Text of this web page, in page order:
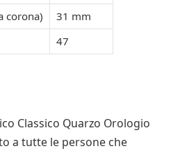
corona)
31 mm
47
Classico Quarzo Orologio
a tutte le persone che